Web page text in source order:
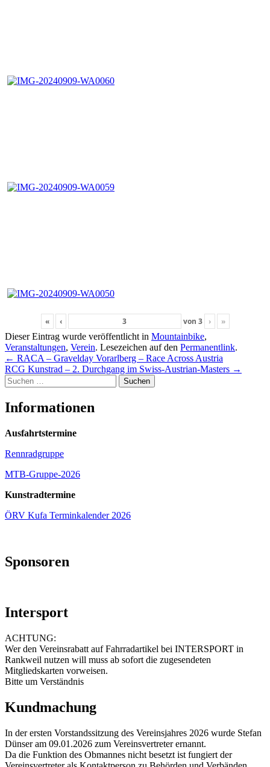
« ‹ von 3 ›
»
Dieser Eintrag wurde veröffentlicht in Mountainbike,
Veranstaltungen, Verein. Lesezeichen auf den Permanentlink.
Beitragsnavigation
← RACA – Gravelday Vorarlberg – Race Across Austria
RCG Kunstrad – 2. Durchgang im Swiss-Austrian-Masters →
Suchen
nach:
Informationen
Ausfahrtstermine
Rennradgruppe
MTB-Gruppe-2026
Kunstradtermine
ÖRV Kufa Terminkalender 2026
Sponsoren
Intersport
ACHTUNG:
Wer den Vereinsrabatt auf Fahrradartikel bei INTERSPORT in
Rankweil nutzen will muss ab sofort die zugesendeten
Mitgliedskarten vorweisen.
Bitte um Verständnis
Kundmachung
In der ersten Vorstandssitzung des Vereinsjahres 2026 wurde Stefan
Dünser am 09.01.2026 zum Vereinsvertreter ernannt.
Da die Funktion des Obmannes nicht besetzt ist fungiert der